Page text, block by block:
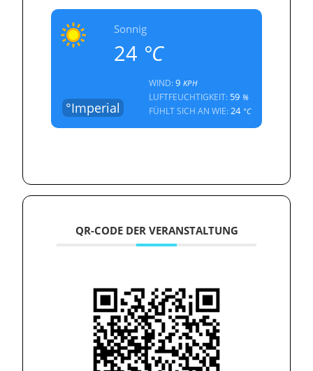
Sonnig
24 °C
°Imperial
WIND:9 KPH
LUFTFEUCHTIGKEIT: 59 %
FÜHLT SICH AN WIE:24°C
QR-CODE DER VERANSTALTUNG